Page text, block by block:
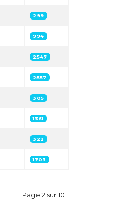
299
994
2547
2557
305
1361
322
1703
Page 2 sur 10